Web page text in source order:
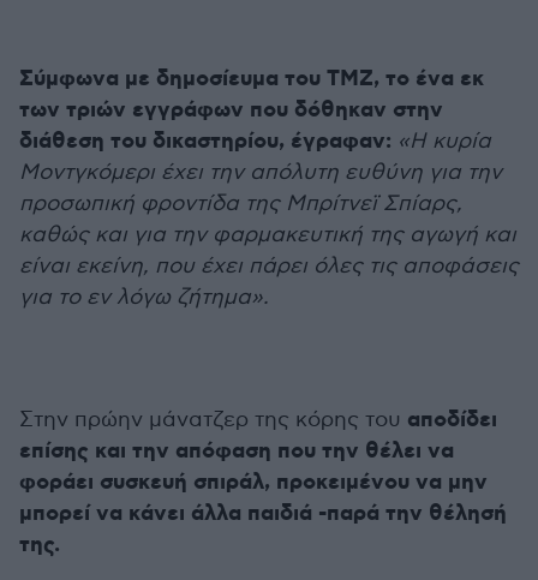
Σύμφωνα με δημοσίευμα του ΤΜΖ, το ένα εκ
των τριών εγγράφων που δόθηκαν στην
διάθεση του δικαστηρίου, έγραφαν: «Η κυρία
Μοντγκόμερι έχει την απόλυτη ευθύνη για την
προσωπική φροντίδα της Μπρίτνεϊ Σπίαρς,
καθώς και για την φαρμακευτική της αγωγή και
είναι εκείνη, που έχει πάρει όλες τις αποφάσεις
για το εν λόγω ζήτημα».
Στην πρώην μάνατζερ της κόρης του αποδίδει
επίσης και την απόφαση που την θέλει να
φοράει συσκευή σπιράλ, προκειμένου να μην
μπορεί να κάνει άλλα παιδιά -παρά την θέλησή
της.